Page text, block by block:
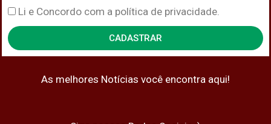
Política
de
Privacidade
Li e Concordo com a política de privacidade.
CADASTRAR
As melhores Notícias você encontra aqui!